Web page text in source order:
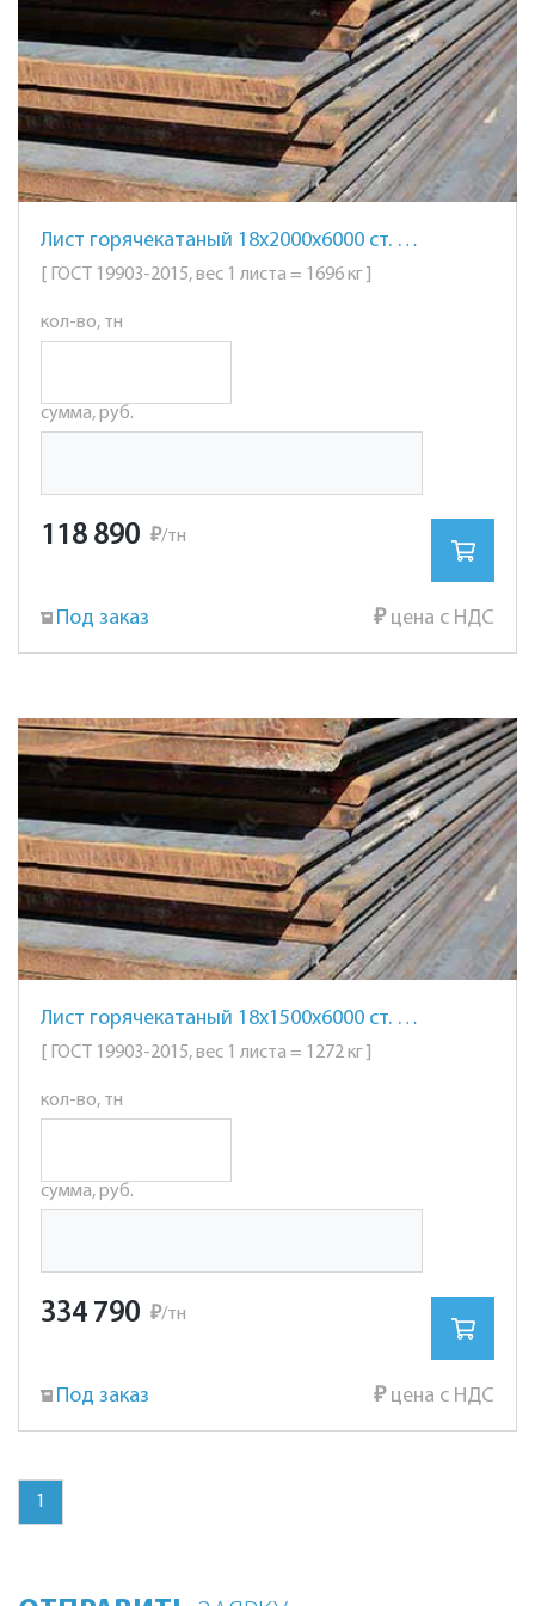
Лист горячекатаный 18х2000х6000 ст. 10ХСНД
[ ГОСТ 19903-2015, вес 1 листа = 1696 кг ]
кол-во, тн
сумма, руб.
118 890 ₽/тн
Под заказ ₽цена с НДС
Лист горячекатаный 18х1500х6000 ст. 12Х1МФ
[ ГОСТ 19903-2015, вес 1 листа = 1272 кг ]
кол-во, тн
сумма, руб.
334 790 ₽/тн
Под заказ ₽цена с НДС
1